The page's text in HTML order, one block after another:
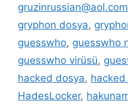
gryphon dosya,
guesswho, guesswho
guesswho virüsü,
hacked dosya,
HadesLocker,